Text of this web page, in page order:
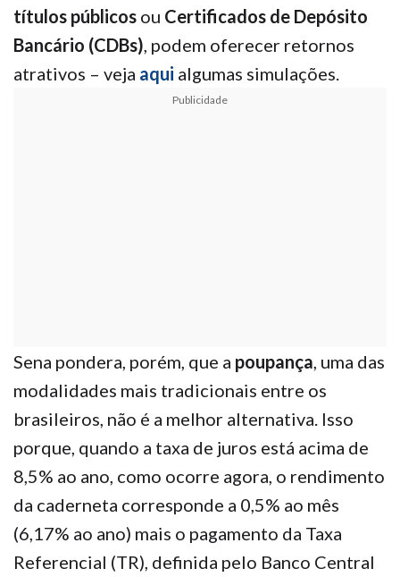
títulos públicos ou Certificados de Depósito
Bancário (CDBs), podem oferecer retornos
atrativos – veja aqui algumas simulações.
Publicidade
Sena pondera, porém, que a poupança, uma das
modalidades mais tradicionais entre os
brasileiros, não é a melhor alternativa. Isso
porque, quando a taxa de juros está acima de
8,5% ao ano, como ocorre agora, o rendimento
da caderneta corresponde a 0,5% ao mês
(6,17% ao ano) mais o pagamento da Taxa
Referencial (TR), definida pelo Banco Central